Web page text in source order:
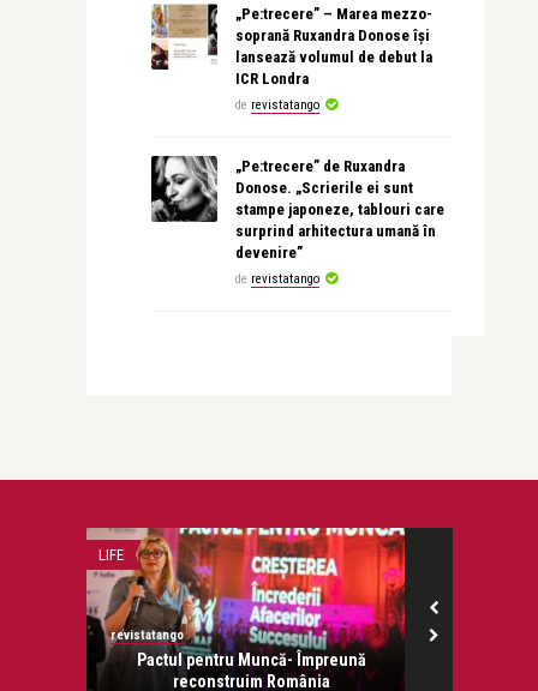
„Pe:trecere” – Marea mezzo-
soprană Ruxandra Donose își
lansează volumul de debut la
ICR Londra
de revistatango
„Pe:trecere” de Ruxandra
Donose. „Scrierile ei sunt
stampe japoneze, tablouri care
surprind arhitectura umană în
devenire”
de revistatango
LIFE
revistatango
Pactul pentru Muncă- Împreună
reconstruim România